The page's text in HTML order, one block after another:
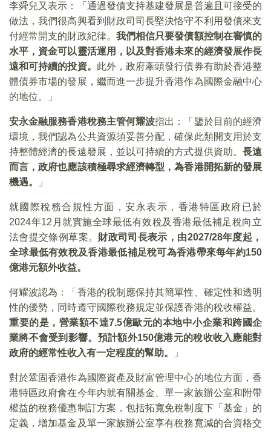
李舜兒又表示：「通過發債支持基建發展是普遍且可接受的
做法，我們很高興看到財政司司長堅決恪守不利用發債來支
付經常開支的財政紀律。 我們相信只要發債額控制在審慎的
水平，資金可以靈活運用，以及對香港未來的經濟發展作長
遠和可持續的投資。 此外，政府牽頭發行債券有助於香港整
體債券市場的發展，繼而進一步提升香港作為國際金融中心
的地位。」
安永金融服務香港稅務主管何耀波指出：「鑒於目前的經濟
環境，我們認為公共資源須妥善分配，確保此類開支用於支
持整體經濟的長遠發展，並以可持續的方式提供資助。 長遠
而言，政府也應該積極尋求經濟轉型，為香港開拓新的發展
機遇。
」
就國際稅務合規性方面，安永表示，香港特區政府已於
2024年12月就實施全球最低有效稅及香港最低補足稅向立
法會提交條例草案。 財政司司長表示，由2027/28年度起，
全球最低有效稅及香港最低補足稅可為香港帶來每年約150
億港元額外收益。
何耀波認為：「香港的稅制應保持其簡單性、確定性和透明
性的優勢，同時遵守國際稅務規定並保護香港的稅收權益。
重要的是，營業額不達7.5億歐元的本地中小企業和跨國企
業將不會受到影響。預計額外150億港元的稅收收入應能對
政府的經常性收入有一定程度的幫助。
」
對於鞏固香港作為國際資產及財富管理中心的地位方面，香
港特區政府會在今年内就有關基金、單一家族辦公室和附帶
權益的稅務優惠制訂方案，包括拓寬免稅制度下「基金」的
定義，增加基金及單一家族辦公室享有稅務寬減的合資格交